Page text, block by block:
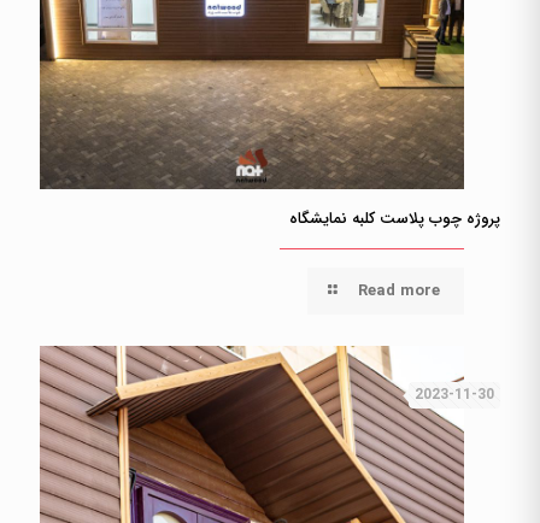
پروژه چوب پلاست کلبه نمایشگاه
Read more
2023-11-30